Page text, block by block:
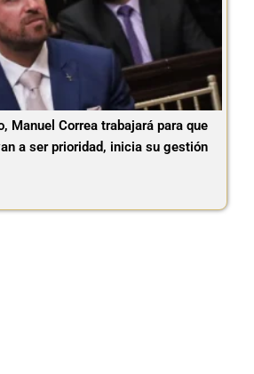
Manuel Correa trabajará para que
a ser prioridad, inicia su gestión